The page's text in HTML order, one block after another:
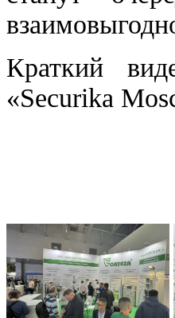
Краткий
«Securika